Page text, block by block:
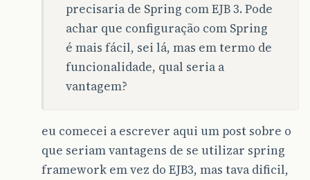
precisaria de Spring com EJB 3. Pode
achar que configuração com Spring
é mais fácil, sei lá, mas em termo de
funcionalidade, qual seria a
vantagem?
eu comecei a escrever aqui um post sobre o
que seriam vantagens de se utilizar spring
framework em vez do EJB3, mas tava dificil,